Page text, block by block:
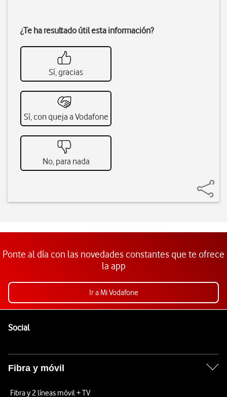
¿Te ha resultado útil esta información?
Sí, gracias
Sí, con queja a Vodafone
No, para nada
Ponte al día con las novedades constantes que te ofrece
la app
Ir a Mi Vodafone
SocialEnlaces a las redes sociales de Vodafone
Fibra y móvil
Fibra y 2 líneas móvil + TV